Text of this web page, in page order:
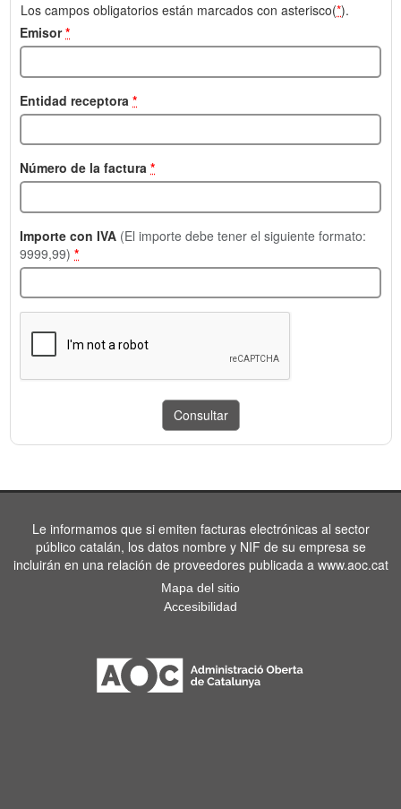
Los campos obligatorios están marcados con asterisco(*).
Emisor*
Entidad receptora *
Número de la factura *
Importe con IVA (El importe debe tener el siguiente formato:
9999,99) *
Le informamos que si emiten facturas electrónicas al sector
público catalán, los datos nombre y NIF de su empresa se
incluirán en una relación de proveedores publicada a www.aoc.cat
Mapa del sitio
Accesibilidad